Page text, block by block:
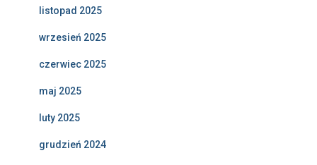
listopad 2025
wrzesień 2025
czerwiec 2025
maj 2025
luty 2025
grudzień 2024